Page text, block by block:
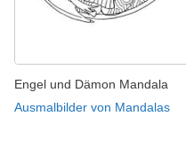
Engel und Dämon Mandala
Ausmalbilder von Mandalas